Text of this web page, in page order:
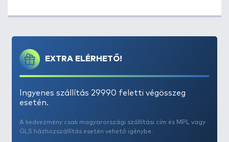
EXTRA ELÉRHETŐ!
Ingyenes szállítás 29990 feletti végösszeg
esetén.
A kedvezmény csak magyarországi szállítási cím és MPL vagy
GLS házhozszállítás esetén vehető igénybe.